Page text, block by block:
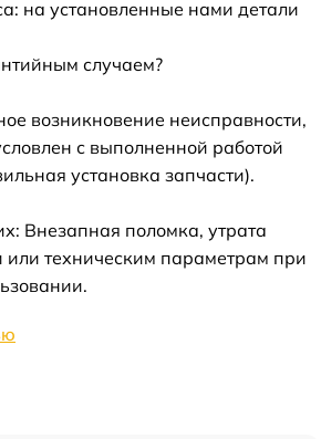
на установленные нами детали
случаем?
возникновение неисправности,
с выполненной работой
установка запчасти).
Внезапная поломка, утрата
или техническим параметрам при